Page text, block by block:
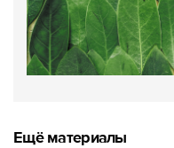
Ещё материалы